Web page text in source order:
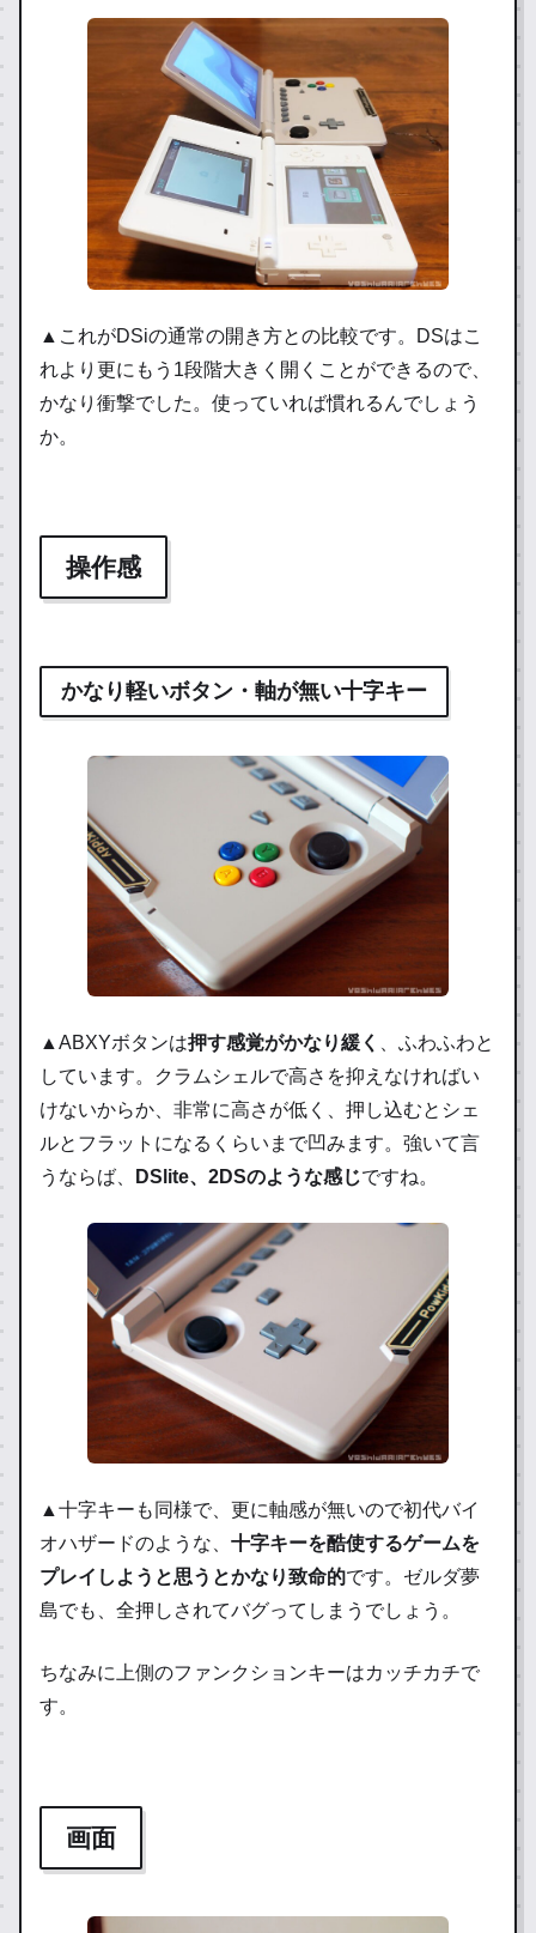
▲これがDSiの通常の開き方との比較です。DSはこ
れより更にもう1段階大きく開くことができるので、
かなり衝撃でした。使っていれば慣れるんでしょう
か。
操作感
かなり軽いボタン・軸が無い十字キー
▲ABXYボタンは押す感覚がかなり緩く
、ふわふわと
しています。クラムシェルで高さを抑えなければい
けないからか、非常に高さが低く、押し込むとシェ
ルとフラットになるくらいまで凹みます。強いて言
うならば、
DSlite、2DSのような感じですね。
▲十字キーも同様で、更に軸感が無いので初代バイ
オハザードのような、 十字キーを酷使するゲームを
プレイしようと思うとかなり致命的です。ゼルダ夢
島でも、全押しされてバグってしまうでしょう。
ちなみに上側のファンクションキーはカッチカチで
す。
画面